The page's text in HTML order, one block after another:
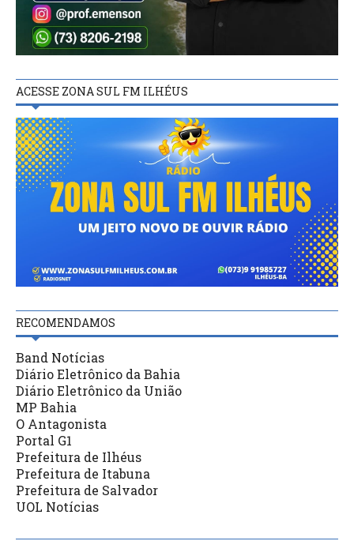
ACESSE ZONA SUL FM ILHÉUS
RECOMENDAMOS
Band Notícias
Diário Eletrônico da Bahia
Diário Eletrônico da União
MP Bahia
O Antagonista
Portal G1
Prefeitura de Ilhéus
Prefeitura de Itabuna
Prefeitura de Salvador
UOL Notícias